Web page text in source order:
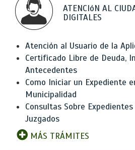
ATENCIóN AL
DIGITALES
Atención al Usuario de la
Certificado Libre de Deuda,
Antecedentes
Como Iniciar un Expediente
Municipalidad
Consultas Sobre
Juzgados
MÁS TRÁMITES